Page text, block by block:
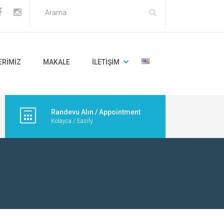
MAKALE İLETIŞIM
Randevu Alın / Appointment
Kolayca / Easily